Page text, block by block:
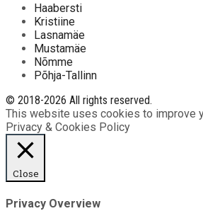
Haabersti
Kristiine
Lasnamäe
Mustamäe
Nõmme
Põhja-Tallinn
© 2018-2026 All rights reserved.
This website uses cookies to improve
Privacy & Cookies Policy
Close
Privacy Overview